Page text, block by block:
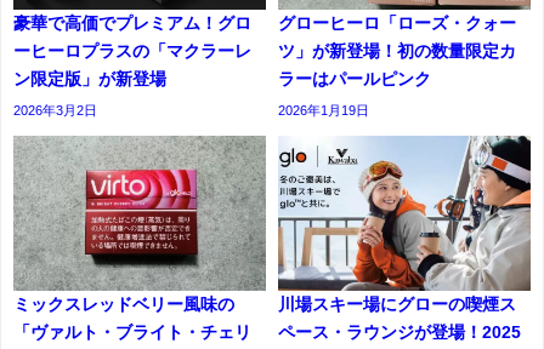
豪華で高価でプレミアム！グロ
ーヒーロプラスの「マクラーレ
ン限定版」が新登場
2026年3月2日
グローヒーロ「ローズ・クォー
ツ」が新登場！初の数量限定カ
ラーはパールピンク
2026年1月19日
ミックスレッドベリー風味の
「ヴァルト・ブライト・チェリ
川場スキー場にグローの喫煙ス
ペース・ラウンジが登場！2025